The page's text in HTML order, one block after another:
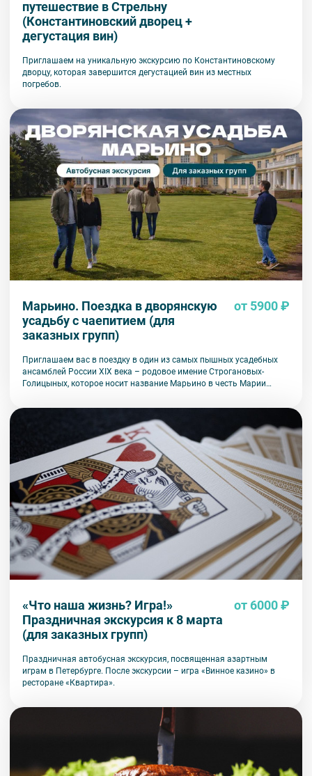
путешествие в Стрельну
(Константиновский дворец +
дегустация вин)
Приглашаем на уникальную экскурсию по Константиновскому
дворцу, которая завершится дегустацией вин из местных
погребов.
Марьино. Поездка в дворянскую
усадьбу с чаепитием (для
заказных групп)
от 5900 ₽
Приглашаем вас в поездку в один из самых пышных усадебных
ансамблей России XIX века – родовое имение Строгановых-
Голицыных, которое носит название Марьино в честь Марии
прогуляемся по Усадебному дому, услышим увлекательные
истории из жизни российского дворянства и семьи Строгановых-
Голициных, узнаем об уникальной истории восстановления
усадьбы. Вы сможете осмотреть парадные интерьеры, гостевые
покои и обширные подвалы. В свободное время можно будет
прогуляться по усадебному парку.
«Что наша жизнь? Игра!»
Праздничная экскурсия к 8 марта
(для заказных групп)
от 6000 ₽
Праздничная автобусная экскурсия, посвященная азартным
играм в Петербурге. После экскурсии – игра «Винное казино» в
ресторане «Квартира».